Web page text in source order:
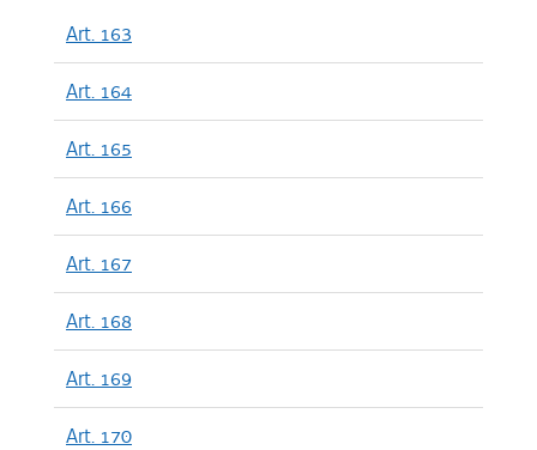
Art. 163
Art. 164
Art. 165
Art. 166
Art. 167
Art. 168
Art. 169
Art. 170